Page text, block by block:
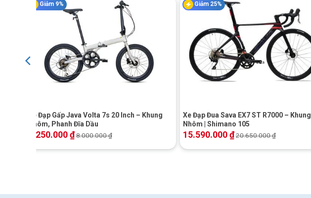
Giảm 9%
Xe Đạp Gấp Java Volta 7s 20 Inch – Khung
Nhôm, Phanh Đĩa Dầu
7.250.000₫8.000.000₫
Giảm 25%
Xe Đạp Đua Sava EX7 ST R7000 – Khung
Nhôm | Shimano 105
15.590.000₫20.650.000₫